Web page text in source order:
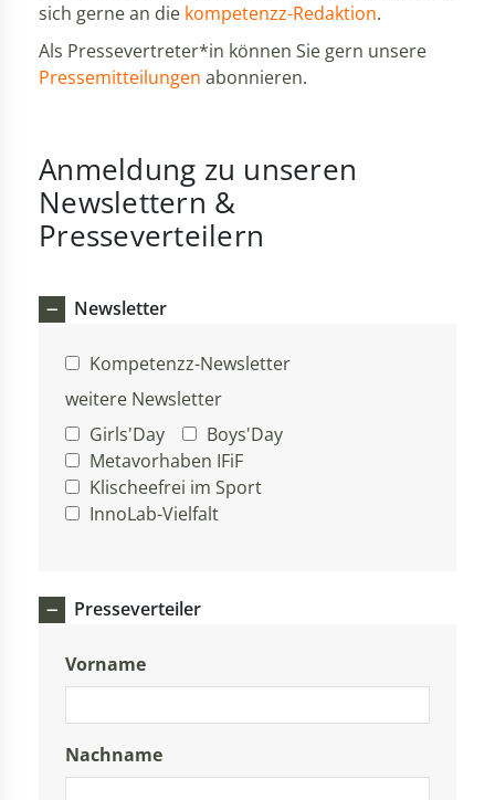
sich gerne an die kompetenzz-Redaktion.
Als Pressevertreter*in können Sie gern unsere
Pressemitteilungen abonnieren.
Anmeldung zu unseren
Newslettern &
Presseverteilern
Newsletter
Kompetenzz-Newsletter
weitere Newsletter
Girls'Day
Boys'Day
Metavorhaben IFiF
Klischeefrei im Sport
InnoLab-Vielfalt
Presseverteiler
Vorname
Nachname